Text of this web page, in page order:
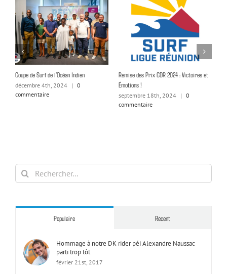
Coupe de Surf de l’Océan Indien
décembre 4th, 2024 | 0
commentaire
Remise des Prix CDR 2024 : Victoires et
Émotions !
septembre 18th, 2024 | 0
commentaire
Rechercher:
Populaire Récent
Hommage à notre DK rider péi Alexandre Naussac
parti trop tôt
février 21st, 2017